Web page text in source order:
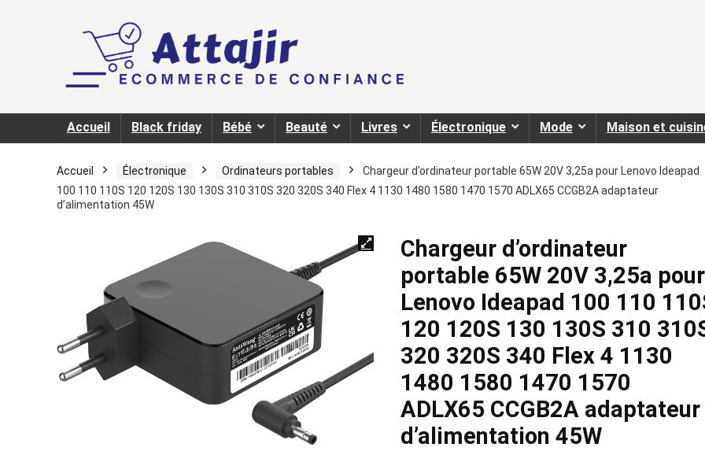
Accueil Black friday Bébé Beauté Livres Électronique Mode Maison et
Accueil Électronique Ordinateurs portables
Chargeur d’ordinateur portable 65W 20V 3,25a pour Lenovo Ideapad
100 110 110S 120 120S 130 130S 310 310S 320 320S 340 Flex 4 1130 1480 1580 1470 1570 ADLX65 CCGB2A adaptateur
d’alimentation 45W
Chargeur d’ordinateur
portable 65W 20V 3,25a pour
Lenovo Ideapad 100 110
120 120S 130 130S 310
320 320S 340 Flex 4 1130
1480 1580 1470 1570
ADLX65 CCGB2A adaptateur
d’alimentation 45W